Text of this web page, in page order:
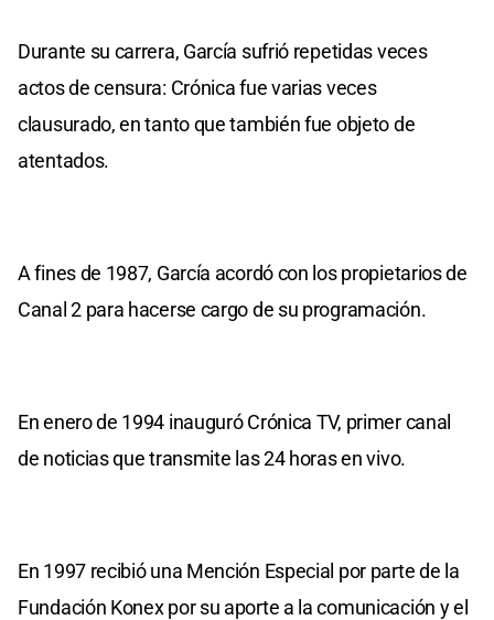
Durante su carrera, García sufrió repetidas veces
actos de censura: Crónica fue varias veces
clausurado, en tanto que también fue objeto de
atentados.
A fines de 1987, García acordó con los propietarios de
Canal 2 para hacerse cargo de su programación.
En enero de 1994 inauguró Crónica TV, primer canal
de noticias que transmite las 24 horas en vivo.
En 1997 recibió una Mención Especial por parte de la
Fundación Konex por su aporte a la comunicación y el